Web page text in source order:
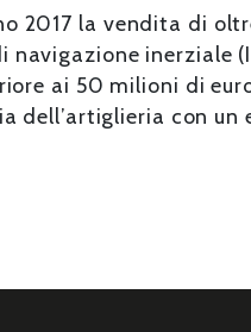
2017 la vendita di
inerziale
ai 50 milioni di
dell’artiglieria con un